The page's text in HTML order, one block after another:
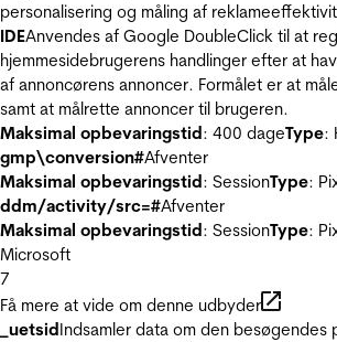
personalisering og måling af
IDEAnvendes af Google DoubleClick til at
hjemmesidebrugerens handlinger efter at
af annoncørens annoncer. Formålet er at
samt at målrette annoncer til brugeren.
Maksimal opbevaringstid: 400 dageType:
gmp\conversion#Afventer
Maksimal opbevaringstid: SessionType:
ddm/activity/src=#Afventer
Maksimal opbevaringstid: SessionType:
Microsoft
7
Få mere at vide om denne udbyder
_uetsidIndsamler data om den